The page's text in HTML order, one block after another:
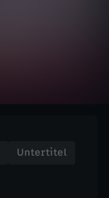
Untertitel